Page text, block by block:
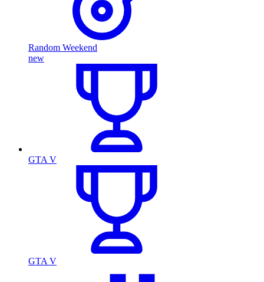
Random Weekend
new
GTA V
GTA V